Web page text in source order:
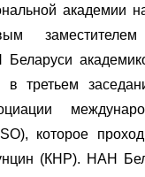
академии
заместителем
в третьем
которое
(КНР). НАН